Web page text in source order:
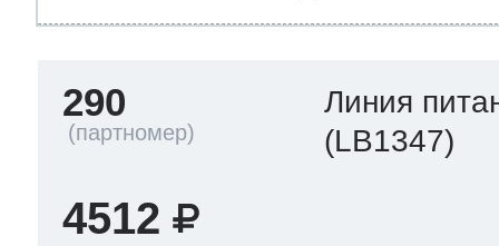
290
Линия
(LB1347)
4512